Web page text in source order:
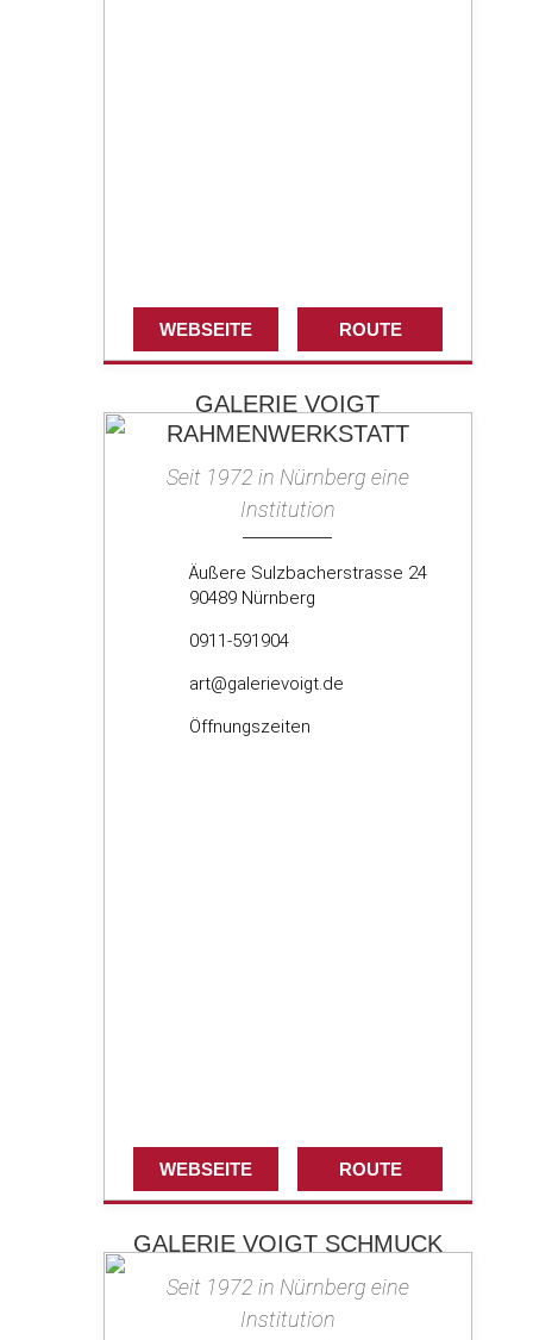
GALERIE VOIGT
RAHMENWERKSTATT
Seit 1972 in Nürnberg eine
Institution
Äußere Sulzbacherstrasse 24
90489 Nürnberg
0911-591904
art@galerievoigt.de
Öffnungszeiten
WEBSEITE ROUTE
GALERIE VOIGT SCHMUCK
Seit 1972 in Nürnberg eine
Institution
WEBSEITE ROUTE